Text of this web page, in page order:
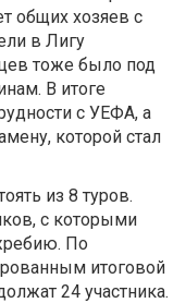
общих хозяев с
в Лигу
тоже было под
В итоге
с УЕФА, а
которой стал
из 8 туров.
с которыми
По
итоговой
24 участника.